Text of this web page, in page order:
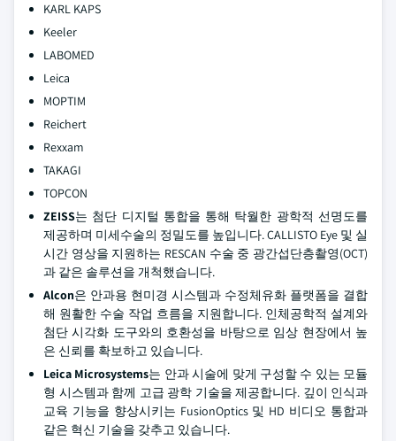
KARL KAPS
Keeler
LABOMED
Leica
MOPTIM
Reichert
Rexxam
TAKAGI
TOPCON
ZEISS는 첨단 디지털 통합을 통해 탁월한 광학적 선명도를
제공하며 미세수술의 정밀도를 높입니다. CALLISTO Eye 및 실
시간 영상을 지원하는 RESCAN 수술 중 광간섭단층촬영(OCT)
과 같은 솔루션을 개척했습니다.
Alcon은 안과용 현미경 시스템과 수정체유화 플랫폼을 결합
해 원활한 수술 작업 흐름을 지원합니다. 인체공학적 설계와
첨단 시각화 도구와의 호환성을 바탕으로 임상 현장에서 높
은 신뢰를 확보하고 있습니다.
Leica Microsystems는 안과 시술에 맞게 구성할 수 있는 모듈
형 시스템과 함께 고급 광학 기술을 제공합니다. 깊이 인식과
교육 기능을 향상시키는 FusionOptics 및 HD 비디오 통합과
같은 혁신 기술을 갖추고 있습니다.